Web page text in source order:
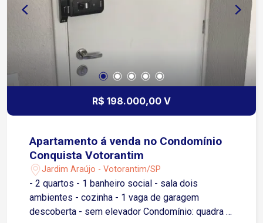
R$ 198.000,00 V
Apartamento á venda no Condomínio
Conquista Votorantim
Jardim Araújo - Votorantim/SP
- 2 quartos - 1 banheiro social - sala dois
ambientes - cozinha - 1 vaga de garagem
descoberta - sem elevador Condomínio: quadra 3